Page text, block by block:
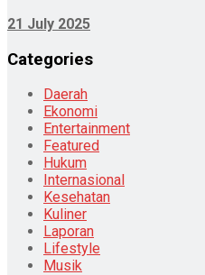
21 July 2025
Categories
Daerah
Ekonomi
Entertainment
Featured
Hukum
Internasional
Kesehatan
Kuliner
Laporan
Lifestyle
Musik